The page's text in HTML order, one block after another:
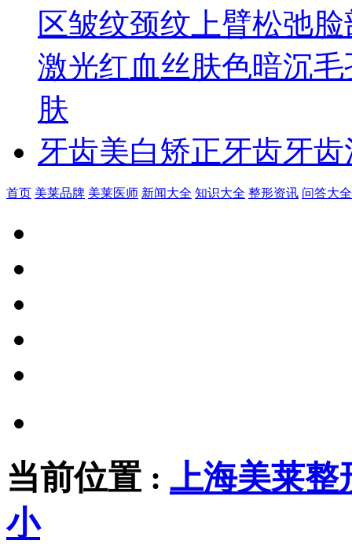
区皱纹颈纹 上臂松弛
激光红血丝肤色暗沉毛
肤
牙齿美白矫正牙齿牙
首页 美莱品牌 美莱医师 新闻大全 知识大全 整形资讯 问答大全
当前位置 : 上海美莱整
小